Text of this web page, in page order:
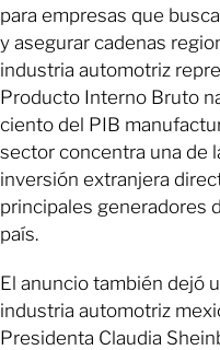
para empresas que
y asegurar cadenas
industria automotriz
Producto Interno Bruto
ciento del PIB
sector concentra una de
inversión extranjera
principales generadores
país.
El anuncio también dejó
industria automotriz
Presidenta Claudia